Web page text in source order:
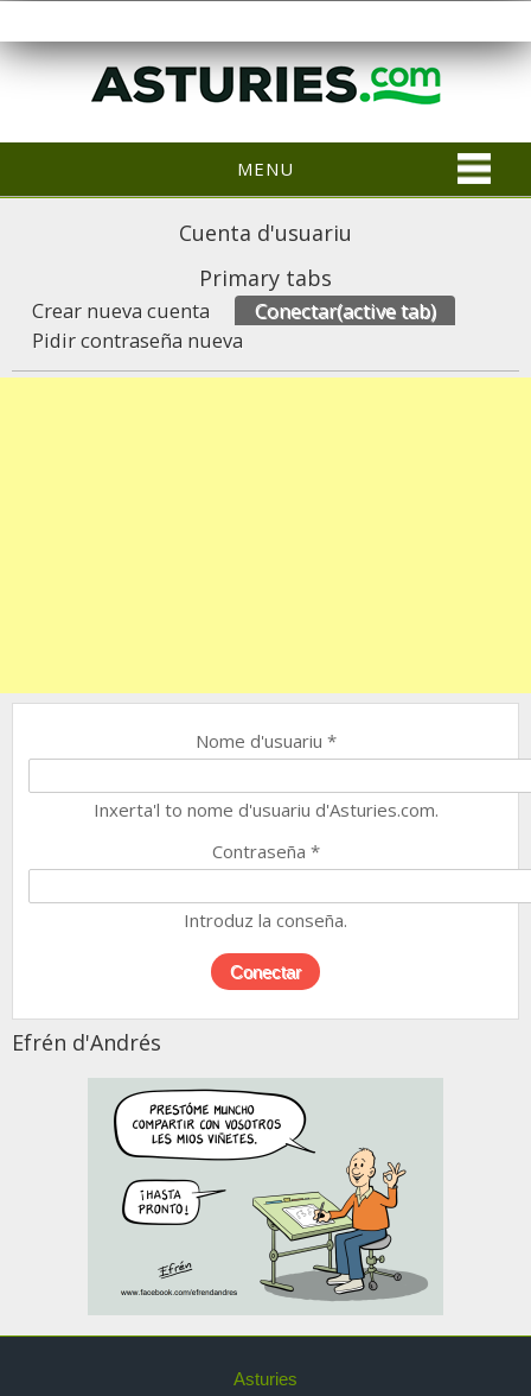
MENU
Cuenta d'usuariu
Primary tabs
Crear nueva cuenta Conectar(active tab)
Pidir contraseña nueva
Nome d'usuariu *
Inxerta'l to nome d'usuariu d'Asturies.com.
Contraseña *
Introduz la conseña.
Efrén d'Andrés
Asturies